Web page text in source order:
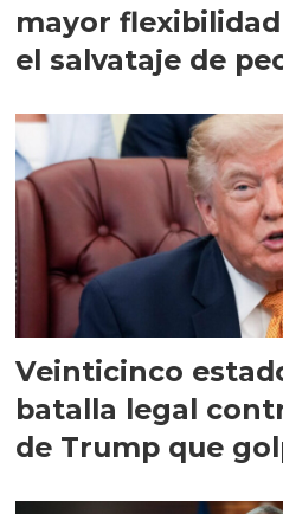
mayor
el salvataje de
Veinticinco
batalla legal
de Trump que